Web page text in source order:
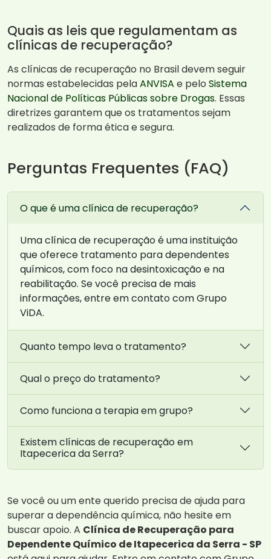
Quais as leis que regulamentam as
clínicas de recuperação?
As clínicas de recuperação no Brasil devem seguir
normas estabelecidas pelaANVISA e pelo Sistema
Nacional de Políticas Públicas sobre Drogas. Essas
diretrizes garantem que os tratamentos sejam
realizados de forma ética e segura.
Perguntas Frequentes (FAQ)
O que é uma clínica de recuperação?
Uma clínica de recuperação é uma instituição
que oferece tratamento para dependentes
químicos, com foco na desintoxicação e na
reabilitação. Se você precisa de mais
informações, entre em contato com Grupo
ViDA.
Quanto tempo leva o tratamento?
Qual o preço do tratamento?
Como funciona a terapia em grupo?
Existem clínicas de recuperação em
Itapecerica da Serra?
Se você ou um ente querido precisa de ajuda para
superar a dependência química, não hesite em
buscar apoio. A Clínica de Recuperação para
Dependente Químico de Itapecerica da Serra - SP